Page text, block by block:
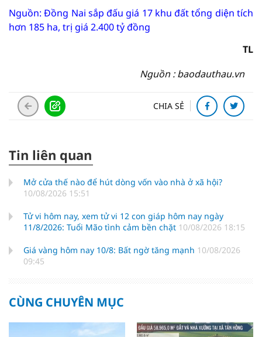
Nguồn: Đồng Nai sắp đấu giá 17 khu đất tổng diện tích
hơn 185 ha, trị giá 2.400 tỷ đồng
TL
Nguồn : baodauthau.vn
CHIA SẺ
Tin liên quan
Mở cửa thế nào để hút dòng vốn vào nhà ở xã hội?
10/08/2026 15:51
Tử vi hôm nay, xem tử vi 12 con giáp hôm nay ngày
11/8/2026: Tuổi Mão tình cảm bền chặt 10/08/2026 18:15
Giá vàng hôm nay 10/8: Bất ngờ tăng mạnh 10/08/2026
09:45
CÙNG CHUYÊN MỤC